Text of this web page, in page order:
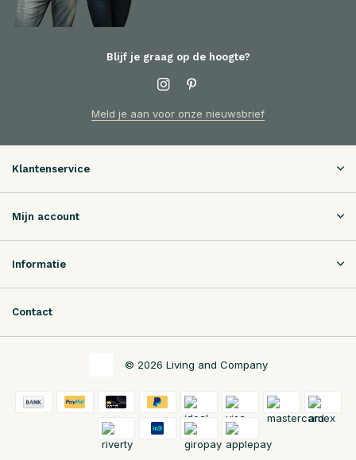
Blijf je graag op de hoogte?
Meld je aan voor onze nieuwsbrief
Klantenservice
Mijn account
Informatie
Contact
© 2026 Living and Company